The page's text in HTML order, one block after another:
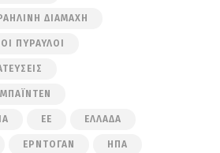
ΔΙΑΜΆΧΗ
ΠΎΡΑΥΛΟΙ
ΕΕ ΕΛΛΆΔΑ
ΕΡΝΤΟΓΆΝ ΗΠΑ